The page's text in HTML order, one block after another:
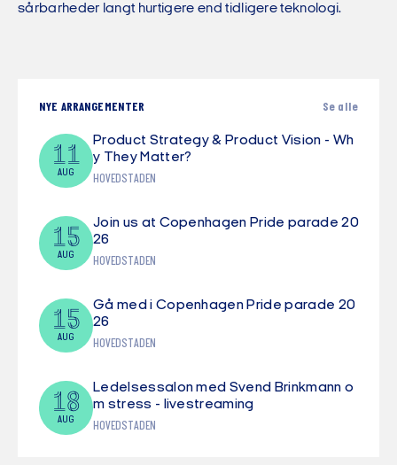
sårbarheder langt hurtigere end tidligere teknologi.
NYE ARRANGEMENTER Se alle
11
AUG
Product Strategy & Product Vision - Wh
y They Matter?
HOVEDSTADEN
15
AUG
Join us at Copenhagen Pride parade 20
26
HOVEDSTADEN
15
AUG
Gå med i Copenhagen Pride parade 20
26
HOVEDSTADEN
18
AUG
Ledelsessalon med Svend Brinkmann o
m stress - livestreaming
HOVEDSTADEN